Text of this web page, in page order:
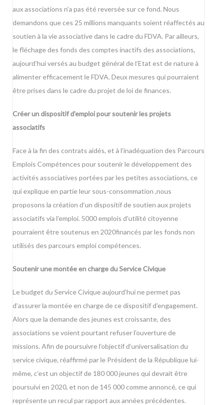
aux associations n’a pas été reversée sur ce fond. Nous
demandons que ces 25 millions manquants soient réaffectés au
soutien à la vie associative dans le cadre du FDVA. Par ailleurs,
le fléchage des fonds des comptes inactifs des associations,
aujourd’hui versés au budget général de l’Etat est de nature à
alimenter efficacement le FDVA. Deux mesures qui pourraient
être prises dans le cadre du projet de loi de finances.
Créer un dispositif d’emploi pour soutenir les projets
associatifs
Face à la fin des contrats aidés, et à l’inadéquation des Parcours
Emplois Compétences pour soutenir le développement des
activités associatives portées par les petites associations, ce
qui explique en partie leur sous-consommation ,nous
proposons la création d’un dispositif de soutien aux projets
associatifs via l’emploi. 5000 emplois d’utilité citoyenne
pourraient être soutenus en 2020financés par les fonds non
utilisés des parcours emploi compétences.
Soutenir une montée en charge du Service Civique
Le budget du Service Civique aujourd’hui ne permet pas
d’assurer la montée en charge de ce dispositif d’engagement.
Alors que la demande des jeunes est croissante, des
associations se voient pourtant refuser l’ouverture de
missions. Afin de poursuivre l’objectif d’universalisation du
service civique, réaffirmé par le Président de la République lui-
même, c’est un objectif de 180 000 jeunes qui devrait être
poursuivi en 2020, et non de 145 000 comme annoncé, ce qui
représente un recul par rapport aux années précédentes.